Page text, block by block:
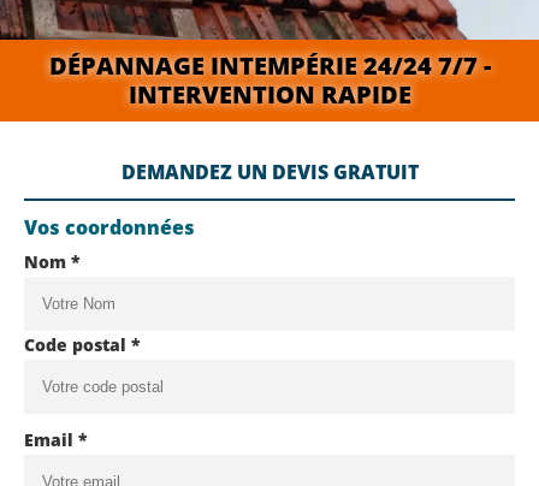
DÉPANNAGE INTEMPÉRIE 24/24 7/7 -
INTERVENTION RAPIDE
DEMANDEZ UN DEVIS GRATUIT
Vos coordonnées
Nom *
Code postal *
Email *